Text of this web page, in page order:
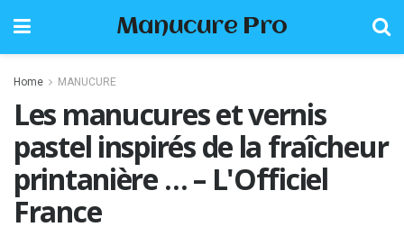
Manucure Pro
Home MANUCURE
Les manucures et vernis
pastel inspirés de la fraîcheur
printanière … – L'Officiel
France